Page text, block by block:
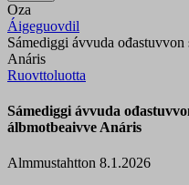
Oza
Áigeguovdil
Sámediggi ávvuda
Anáris
Ruovttoluotta
Sámediggi ávvuda
álbmotbeaivve Anáris
Almmustahtton 8.1.2026